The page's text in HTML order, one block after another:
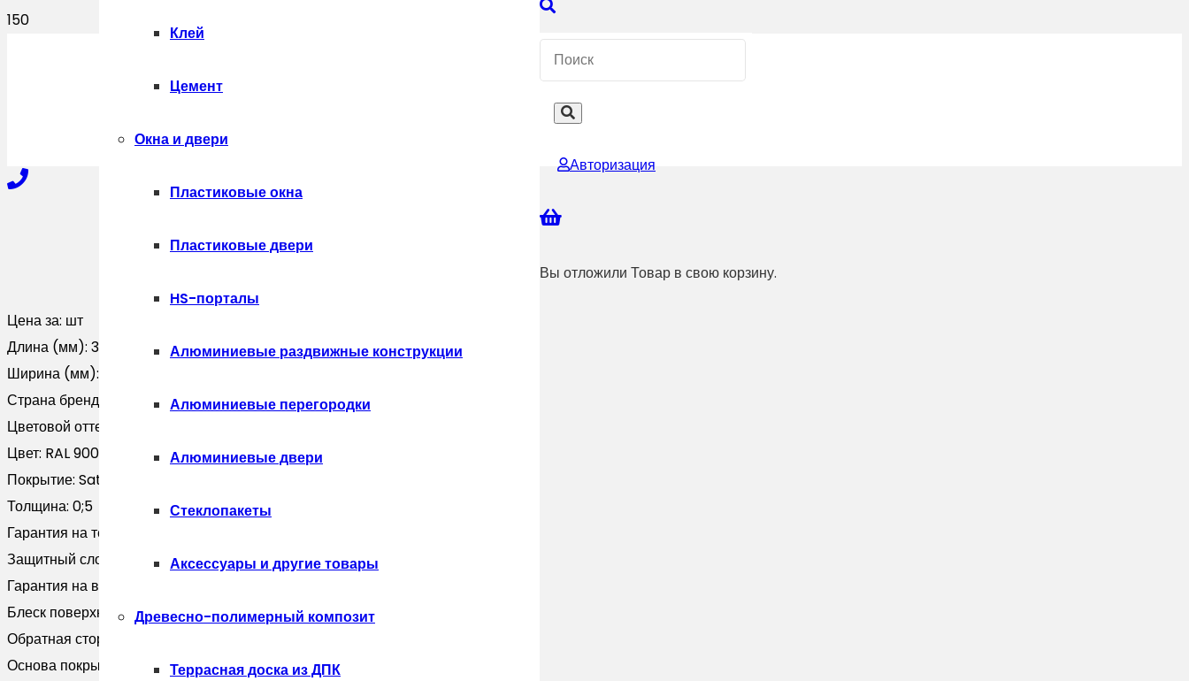
+7-910-327-77-88
Клей
Цемент
Окна и двери
Пластиковые окна
Пластиковые двери
HS-порталы
Алюминиевые раздвижные конструкции
Алюминиевые перегородки
Алюминиевые двери
Стеклопакеты
Аксессуары и другие товары
Древесно-полимерный композит
Террасная доска из ДПК
Авторизация
Вы отложили Товар в свою корзину.
Цена за: шт
Длина (мм): 3000
Ширина (мм):
Страна бренда:
Россия
Цветовой оттенок:
Цвет: RAL 9006
Покрытие: Satin
Толщина: 0;5
Гарантия на технические хара:
Защитный слой, г/м2: Zn 100-140
Гарантия на внешний вид:
Блеск поверхности:Глянцевая
Обратная сторона:
Основа покрытия:
Полиэфир